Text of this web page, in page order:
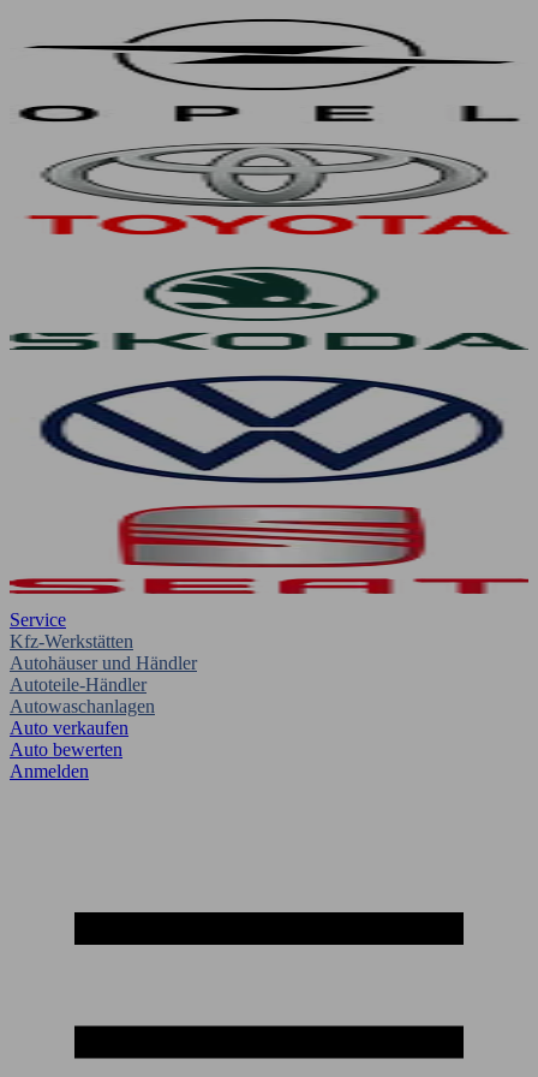
Service
Kfz-Werkstätten
Autohäuser und Händler
Autoteile-Händler
Autowaschanlagen
Auto verkaufen
Auto bewerten
Anmelden